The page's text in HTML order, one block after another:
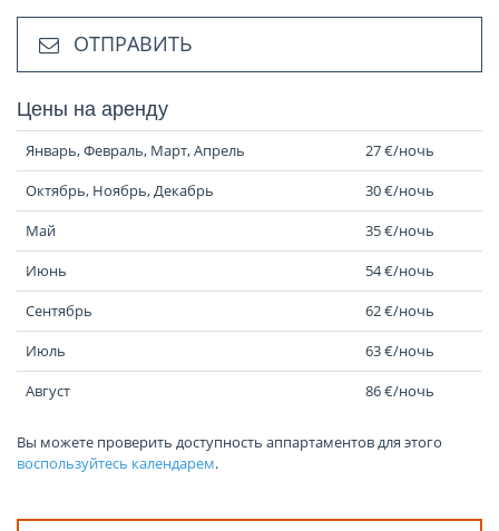
ОТПРАВИТЬ
Цены на аренду
Январь, Февраль, Март, Апрель
27 €/ночь
Октябрь, Ноябрь, Декабрь
30 €/ночь
Май
35 €/ночь
Июнь
54 €/ночь
Сентябрь
62 €/ночь
Июль
63 €/ночь
Август
86 €/ночь
Вы можете проверить доступность аппартаментов для этого
воспользуйтесь календарем.